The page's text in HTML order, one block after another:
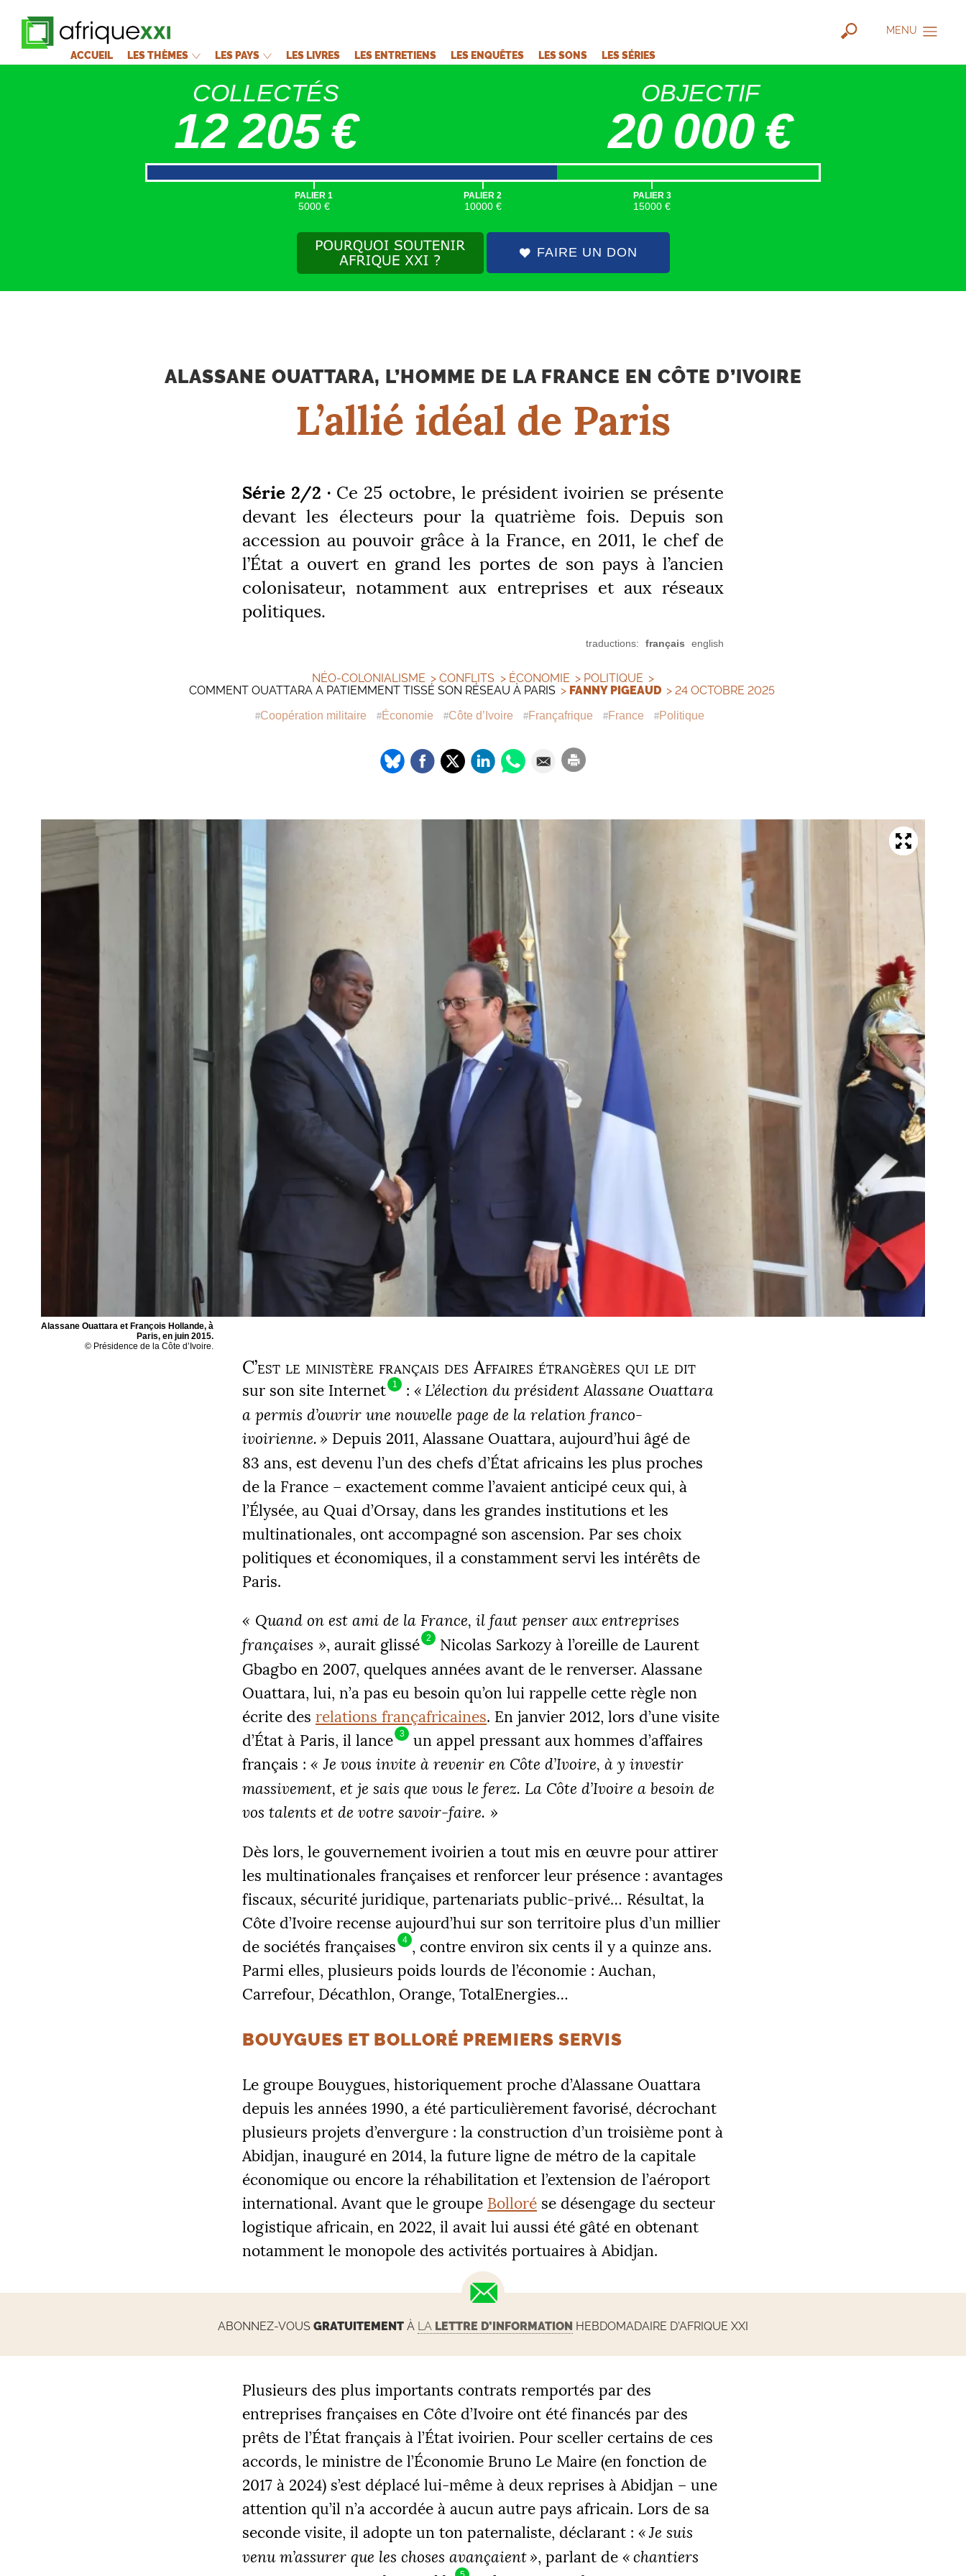
MENU
ACCUEIL LES THÈMES LES PAYS LES LIVRES LES ENTRETIENS LES ENQUÊTES LES SONS LES SÉRIES
COLLECTÉS
12 205 €
OBJECTIF
20 000 €
|
PALIER 1
5000 €
|
PALIER 2
10000 €
|
PALIER 3
15000 €
FAIRE UN DON
ALASSANE OUATTARA, L’HOMME DE LA FRANCE EN CÔTE D’IVOIRE
L’allié idéal de Paris
Série 2/2 · Ce 25 octobre, le président ivoirien se présente
devant les électeurs pour la quatrième fois. Depuis son
accession au pouvoir grâce à la France, en 2011, le chef de
l’État a ouvert en grand les portes de son pays à l’ancien
colonisateur, notamment aux entreprises et aux réseaux
politiques.
traductions: français english
NÉO-COLONIALISME >CONFLITS > ÉCONOMIE > POLITIQUE >
COMMENT OUATTARA A PATIEMMENT TISSÉ SON RÉSEAU À PARIS > FANNY PIGEAUD > 24 OCTOBRE 2025
Coopération militaire Économie Côte d’Ivoire Françafrique France Politique
Alassane Ouattara et François Hollande, à
Paris, en juin 2015.
© Présidence de la Côte d’Ivoire.
C’est le ministère français des Affaires étrangères qui le dit
sur son site Internet 1 : «L’élection du président Alassane Ouattara
a permis d’ouvrir une nouvelle page de la relation franco-
ivoirienne. » Depuis 2011, Alassane Ouattara, aujourd’hui âgé de
83 ans, est devenu l’un des chefs d’État africains les plus proches
de la France – exactement comme l’avaient anticipé ceux qui, à
l’Élysée, au Quai d’Orsay, dans les grandes institutions et les
multinationales, ont accompagné son ascension. Par ses choix
politiques et économiques, il a constamment servi les intérêts de
Paris.
« Quand on est ami de la France, il faut penser aux entreprises
françaises », aurait glissé 2
Nicolas Sarkozy à l’oreille de Laurent
Gbagbo en 2007, quelques années avant de le renverser. Alassane
Ouattara, lui, n’a pas eu besoin qu’on lui rappelle cette règle non
écrite des relations françafricaines. En janvier 2012, lors d’une visite
d’État à Paris, il lance
3
un appel pressant aux hommes d’affaires
français : « Je vous invite à revenir en Côte d’Ivoire, à y investir
massivement, et je sais que vous le ferez. La Côte d’Ivoire a besoin de
vos talents et de votre savoir-faire. »
Dès lors, le gouvernement ivoirien a tout mis en œuvre pour attirer
les multinationales françaises et renforcer leur présence : avantages
fiscaux, sécurité juridique, partenariats public-privé… Résultat, la
Côte d’Ivoire recense aujourd’hui sur son territoire plus d’un millier
de sociétés françaises
4 , contre environ six cents il y a quinze ans.
Parmi elles, plusieurs poids lourds de l’économie : Auchan,
Carrefour, Décathlon, Orange, TotalEnergies…
BOUYGUES ET BOLLORÉ PREMIERS SERVIS
Le groupe Bouygues, historiquement proche d’Alassane Ouattara
depuis les années 1990, a été particulièrement favorisé, décrochant
plusieurs projets d’envergure : la construction d’un troisième pont à
Abidjan, inauguré en 2014, la future ligne de métro de la capitale
économique ou encore la réhabilitation et l’extension de l’aéroport
international. Avant que le groupe Bolloré se désengage du secteur
logistique africain, en 2022, il avait lui aussi été gâté en obtenant
notamment le monopole des activités portuaires à Abidjan.
ABONNEZ-VOUS GRATUITEMENT À LA LETTRE D’INFORMATION HEBDOMADAIRE D’AFRIQUE XXI
Plusieurs des plus importants contrats remportés par des
entreprises françaises en Côte d’Ivoire ont été financés par des
prêts de l’État français à l’État ivoirien. Pour sceller certains de ces
accords, le ministre de l’Économie Bruno Le Maire (en fonction de
2017 à 2024) s’est déplacé lui-même à deux reprises à Abidjan – une
attention qu’il n’a accordée à aucun autre pays africain. Lors de sa
seconde visite, il adopte un ton paternaliste, déclarant : «Je suis
venu m’assurer que les choses avançaient», parlant de «chantiers
COLLECTÉS
12 205 €
OBJECTIF
20 000 €
5000 € 10000 €
FAIRE UN DON